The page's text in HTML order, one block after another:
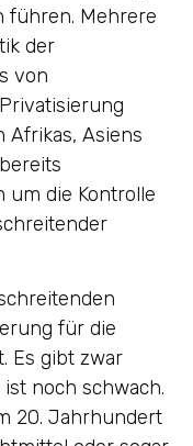
führen. Mehrere
der
von
Afrikas, Asiens
um die Kontrolle
für die
Es gibt zwar
noch schwach.
20. Jahrhundert